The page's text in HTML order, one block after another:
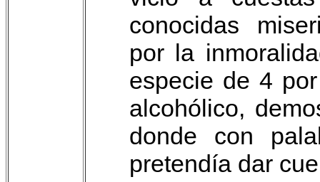
conocidas
por la
especie de 4
alcohólico,
donde con
pretendía dar